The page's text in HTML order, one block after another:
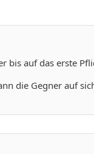
bis auf das erste
die Gegner auf